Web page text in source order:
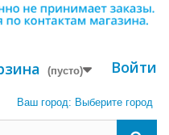
Войти
(пусто)
Ваш город: Выберите город